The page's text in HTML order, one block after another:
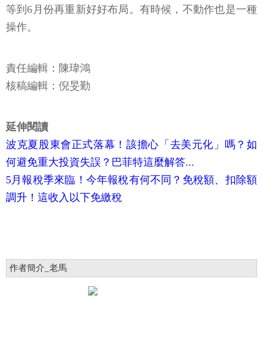
等到6月份再重新好好布局。有時候，不動作也是一種
操作。
責任編輯：陳瑋鴻
核稿編輯：倪旻勤
延伸閱讀
波克夏股東會正式落幕！該擔心「去美元化」嗎？如
何避免重大投資失誤？巴菲特這麼解答...
5月報稅季來臨！今年報稅有何不同？免稅額、扣除額
調升！這收入以下免繳稅
作者簡介_老馬